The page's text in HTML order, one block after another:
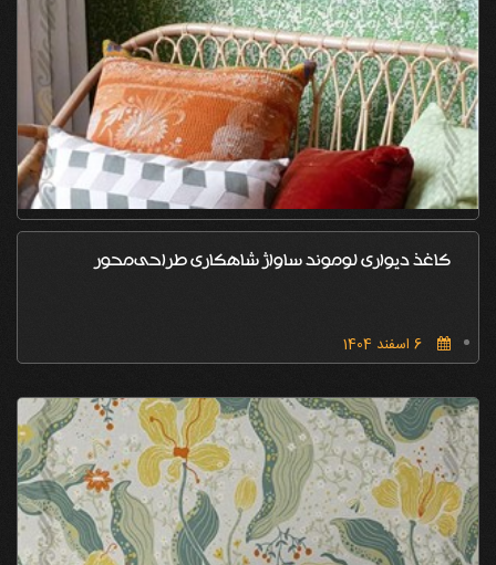
کاغذ دیواری لوموند ساواژ شاهکاری طراحی‌محور